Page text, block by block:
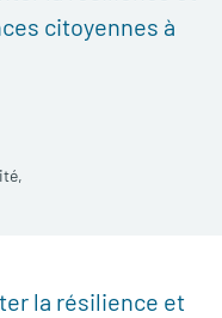
citoyennes à
la résilience et